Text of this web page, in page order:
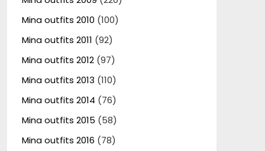
Mina outfits 2010 (100)
Mina outfits 2011 (92)
Mina outfits 2012(97)
Mina outfits 2013 (110)
Mina outfits 2014 (76)
Mina outfits 2015 (58)
Mina outfits 2016 (78)